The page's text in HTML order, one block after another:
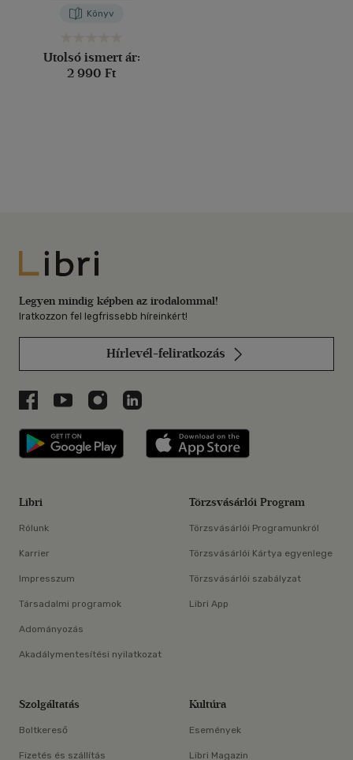
Könyv
Utolsó ismert ár:
2 990 Ft
Libri
Legyen mindig képben az irodalommal!
Iratkozzon fel legfrissebb híreinkért!
Hírlevél-feliratkozás
Libri a Facebookon
Libri a Youtube-on
Libri az Instagramon
Libri a LinkedInen
Libri applikáció Szerezd meg: Google
Libri
Rólunk
Karrier
Impresszum
Társadalmi programok
Adományozás
Akadálymentesítési nyilatkozat
Törzsvásárlói Program
Törzsvásárlói Programunkról
Törzsvásárlói Kártya egyenlege
Törzsvásárlói szabályzat
Libri App
Szolgáltatás
Boltkereső
Fizetés és szállítás
Kultúra
Események
Libri Magazin